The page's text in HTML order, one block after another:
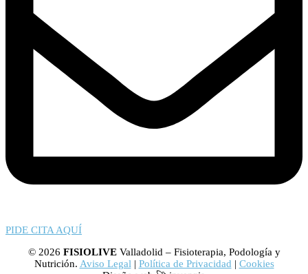
PIDE CITA AQUÍ
© 2026 FISIOLIVEValladolid – Fisioterapia, Podología y
Nutrición. Aviso Legal | Política de Privacidad | Cookies